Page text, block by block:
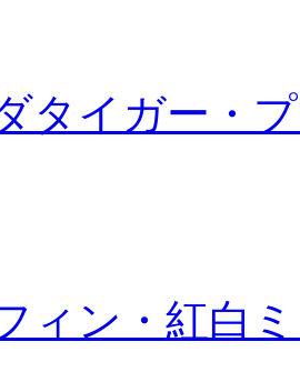
タイガー・
ィン・紅白